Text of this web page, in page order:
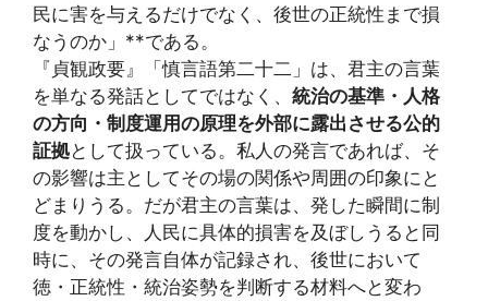
民に害を与えるだけでなく、後世の正統性まで損
なうのか」**である。
『貞観政要』「慎言語第二十二」は、君主の言葉
を単なる発話としてではなく、 統治の基準・人格
の方向・制度運用の原理を外部に露出させる公的
証拠として扱っている。私人の発言であれば、そ
の影響は主としてその場の関係や周囲の印象にと
どまりうる。だが君主の言葉は、発した瞬間に制
度を動かし、人民に具体的損害を及ぼしうると同
時に、その発言自体が記録され、後世において
徳・正統性・統治姿勢を判断する材料へと変わ